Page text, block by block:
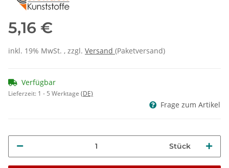
5,16 €
inkl. 19% MwSt. , zzgl. Versand (Paketversand)
Verfügbar
Lieferzeit: 1 - 5 Werktage (DE)
Frage zum Artikel
Stück